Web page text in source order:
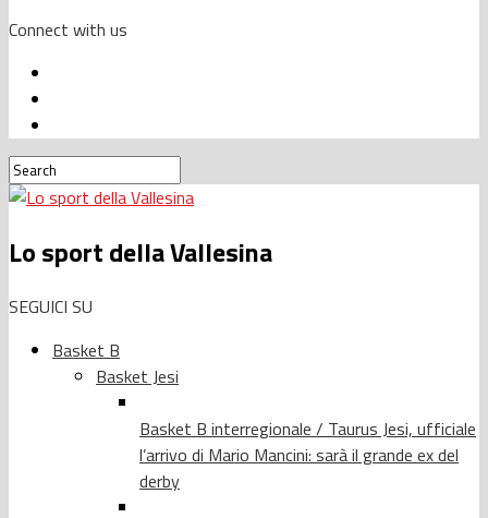
Connect with us
Lo sport della Vallesina
SEGUICI SU
Basket B
Basket Jesi
Basket B interregionale / Taurus Jesi, ufficiale
l’arrivo di Mario Mancini: sarà il grande ex del
derby